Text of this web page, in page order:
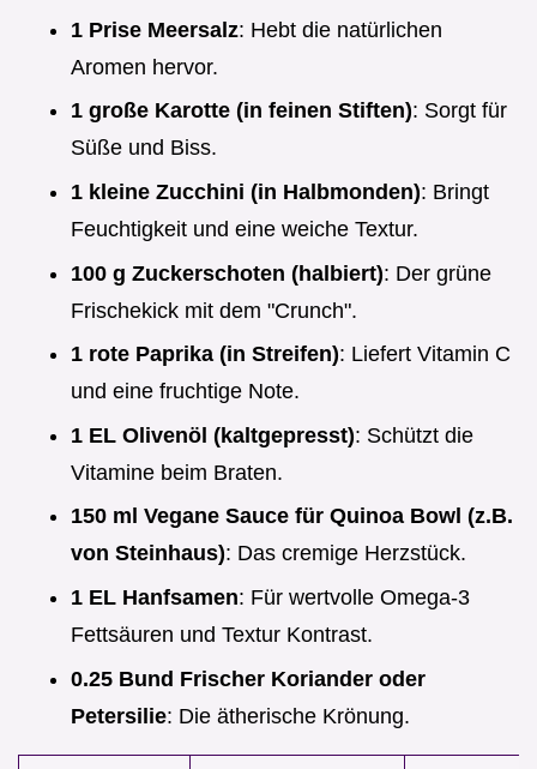
1 Prise Meersalz: Hebt die natürlichen
Aromen hervor.
1 große Karotte (in feinen Stiften): Sorgt für
Süße und Biss.
1 kleine Zucchini (in Halbmonden): Bringt
Feuchtigkeit und eine weiche Textur.
100 g Zuckerschoten (halbiert): Der grüne
Frischekick mit dem "Crunch".
1 rote Paprika (in Streifen): Liefert Vitamin C
und eine fruchtige Note.
1 EL Olivenöl (kaltgepresst): Schützt die
Vitamine beim Braten.
150 ml Vegane Sauce für Quinoa Bowl (z.B.
von Steinhaus): Das cremige Herzstück.
1 EL Hanfsamen: Für wertvolle Omega-3
Fettsäuren und Textur Kontrast.
0.25 Bund Frischer Koriander oder
Petersilie: Die ätherische Krönung.